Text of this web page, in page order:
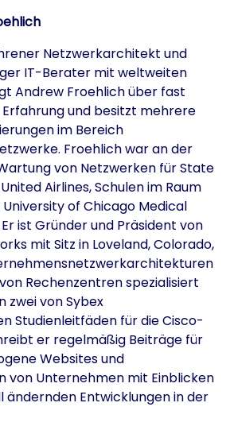
Netzwerkarchitekt und
IT-Berater mit weltweiten
Andrew Froehlich über fast
und besitzt mehrere
im Bereich
Froehlich war an der
von Netzwerken für State
Airlines, Schulen im Raum
of Chicago Medical
ist Gründer und Präsident von
mit Sitz in Loveland, Colorado,
Rechenzentren spezialisiert
zwei von Sybex
Studienleitfäden für die Cisco-
er regelmäßig Beiträge für
Websites und
von Unternehmen mit Einblicken
ändernden Entwicklungen in der